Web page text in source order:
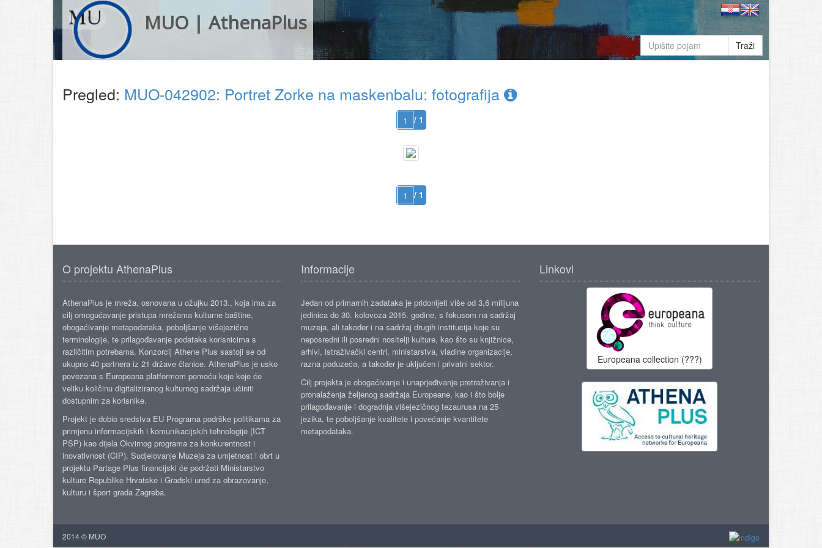
MUO | AthenaPlus
Traži
Pregled: MUO-042902: Portret Zorke na maskenbalu: fotografija
/ 1
/ 1
O projektu AthenaPlus
AthenaPlus je mreža, osnovana u ožujku 2013., koja ima za
cilj omogućavanje pristupa mrežama kulturne baštine,
obogaćivanje metapodataka, poboljšanje višejezične
terminologije, te prilagođavanje podataka korisnicima s
različitim potrebama. Konzorcij Athene Plus sastoji se od
ukupno 40 partnera iz 21 države članice. AthenaPlus je usko
povezana s Europeana platformom pomoću koje koje će
veliku količinu digitaliziranog kulturnog sadržaja učiniti
dostupnim za korisnike.
Projekt je dobio sredstva EU Programa podrške politikama za
primjenu informacijskih i komunikacijskih tehnologije (ICT
PSP) kao dijela Okvirnog programa za konkurentnost i
inovativnost (CIP). Sudjelovanje Muzeja za umjetnost i obrt u
projektu Partage Plus financijski će podržati Ministarstvo
kulture Republike Hrvatske i Gradski ured za obrazovanje,
kulturu i šport grada Zagreba.
Informacije
Jedan od primarnih zadataka je pridonijeti više od 3,6 milijuna
jedinica do 30. kolovoza 2015. godine, s fokusom na sadržaj
muzeja, ali također i na sadržaj drugih institucija koje su
neposredni ili posredni nositelji kulture, kao što su knjižnice,
arhivi, istraživački centri, ministarstva, vladine organizacije,
razna poduzeća, a također je uključen i privatni sektor.
Cilj projekta je obogaćivanje i unaprjeđivanje pretraživanja i
pronalaženja željenog sadržaja Europeane, kao i što bolje
prilagođavanje i dogradnja višejezičnog tezaurusa na 25
jezika, te poboljšanje kvalitete i povećanje kvantitete
metapodataka.
Linkovi
Europeana collection (???)
2014 © MUO